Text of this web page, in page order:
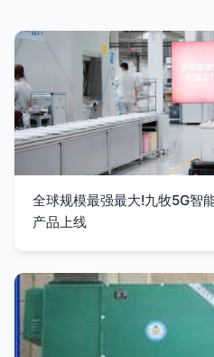
全球规模最强最大!九牧5G智
产品上线